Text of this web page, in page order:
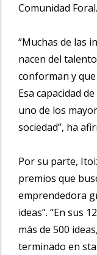
Comunidad Foral.
“Muchas de las
nacen del
conforman y
Esa capacidad
uno de los
sociedad”, ha
Por su parte,
premios que
emprendedora
ideas”. “En sus
más de 500
terminado en